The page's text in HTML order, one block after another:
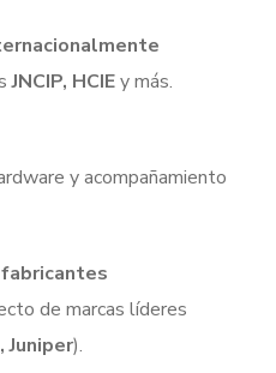
JNCIP, HCIEy más.
y acompañamiento
de marcas líderes
Juniper).